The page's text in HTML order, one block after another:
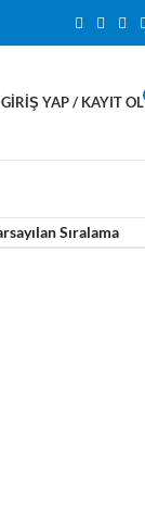
GIRIŞ YAP / KAYIT OL